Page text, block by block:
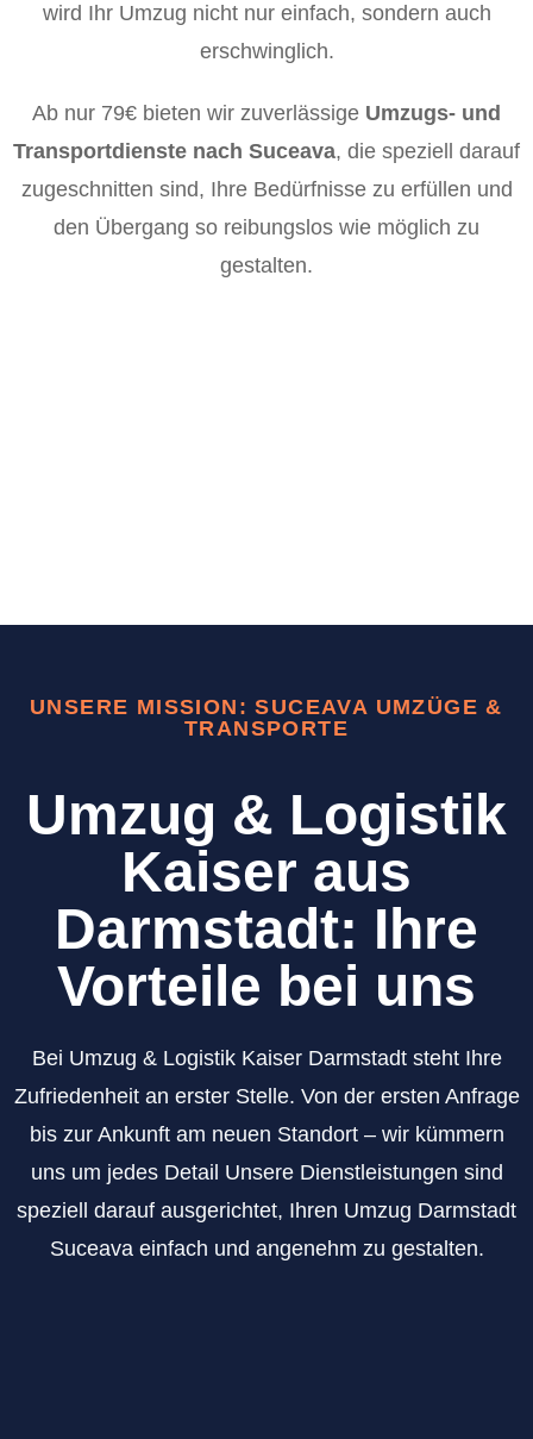
wird Ihr Umzug nicht nur einfach, sondern auch
erschwinglich.
Ab nur 79€ bieten wir zuverlässige Umzugs- und
Transportdienste nach Suceava, die speziell darauf
zugeschnitten sind, Ihre Bedürfnisse zu erfüllen und
den Übergang so reibungslos wie möglich zu
gestalten.
UNSERE MISSION: SUCEAVA UMZÜGE &
TRANSPORTE
Umzug & Logistik
Kaiser aus
Darmstadt: Ihre
Vorteile bei uns
Bei Umzug & Logistik Kaiser Darmstadt steht Ihre
Zufriedenheit an erster Stelle. Von der ersten Anfrage
bis zur Ankunft am neuen Standort – wir kümmern
uns um jedes Detail Unsere Dienstleistungen sind
speziell darauf ausgerichtet, Ihren Umzug Darmstadt
Suceava einfach und angenehm zu gestalten.